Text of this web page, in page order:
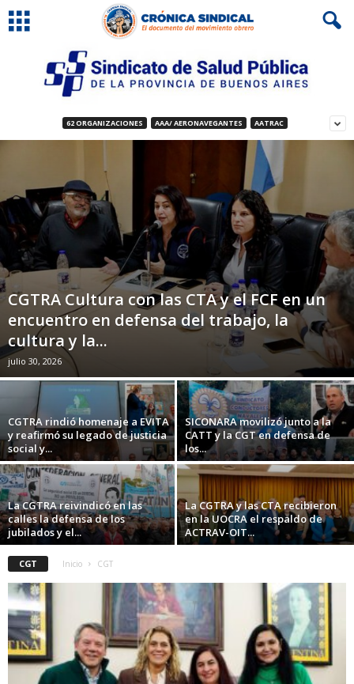
62 ORGANIZACIONES AAA/ AERONAVEGANTES AATRAC
CGTRA Cultura con las CTA y el FCF en un
encuentro en defensa del trabajo, la
cultura y la...
julio 30, 2026
CGTRA rindió homenaje a EVITA
y reafirmó su legado de justicia
social y...
SICONARA movilizó junto a la
CATT y la CGT en defensa de
los...
La CGTRA reivindicó en las
calles la defensa de los
jubilados y el...
La CGTRA y las CTA recibieron
en la UOCRA el respaldo de
ACTRAV-OIT...
CGT Inicio CGT